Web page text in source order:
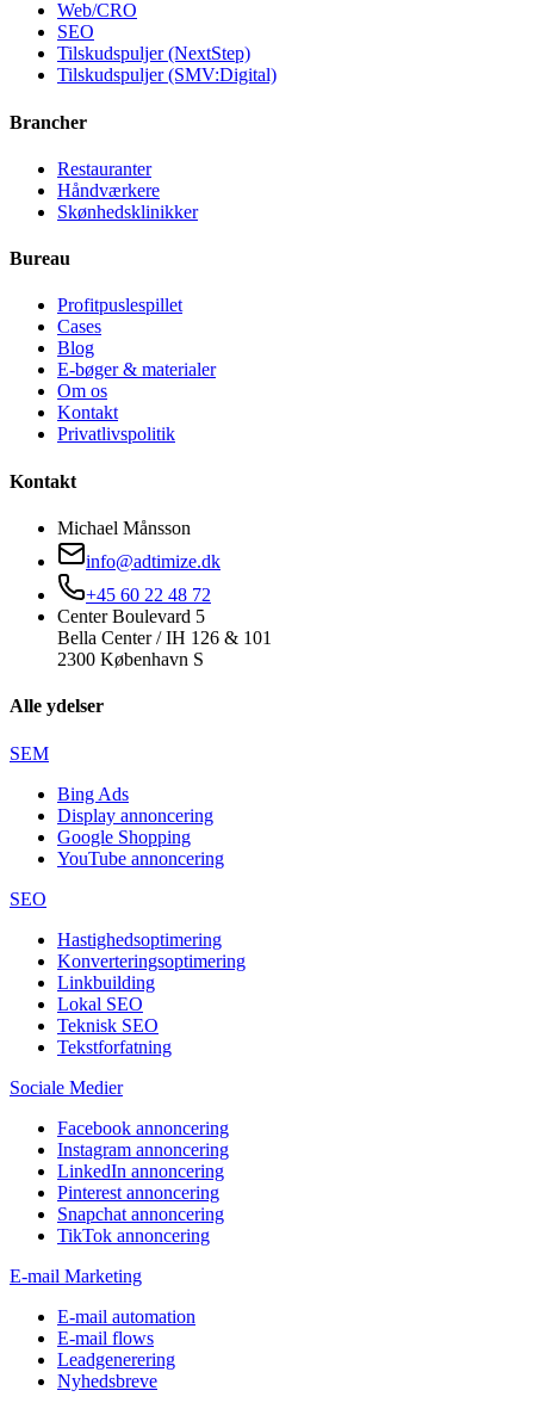
Web/CRO
SEO
Tilskudspuljer (NextStep)
Tilskudspuljer (SMV:Digital)
Brancher
Restauranter
Håndværkere
Skønhedsklinikker
Bureau
Profitpuslespillet
Cases
Blog
E-bøger & materialer
Om os
Kontakt
Privatlivspolitik
Kontakt
Michael Månsson
info@adtimize.dk
+45 60 22 48 72
Center Boulevard 5
Bella Center / IH 126 & 101
2300 København S
Alle ydelser
SEM
Bing Ads
Display annoncering
Google Shopping
YouTube annoncering
SEO
Hastighedsoptimering
Konverteringsoptimering
Linkbuilding
Lokal SEO
Teknisk SEO
Tekstforfatning
Sociale Medier
Facebook annoncering
Instagram annoncering
LinkedIn annoncering
Pinterest annoncering
Snapchat annoncering
TikTok annoncering
E-mail Marketing
E-mail automation
E-mail flows
Leadgenerering
Nyhedsbreve